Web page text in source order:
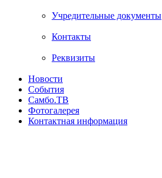
Учредительные документы
Контакты
Реквизиты
Новости
События
Самбо.ТВ
Фотогалерея
Контактная информация